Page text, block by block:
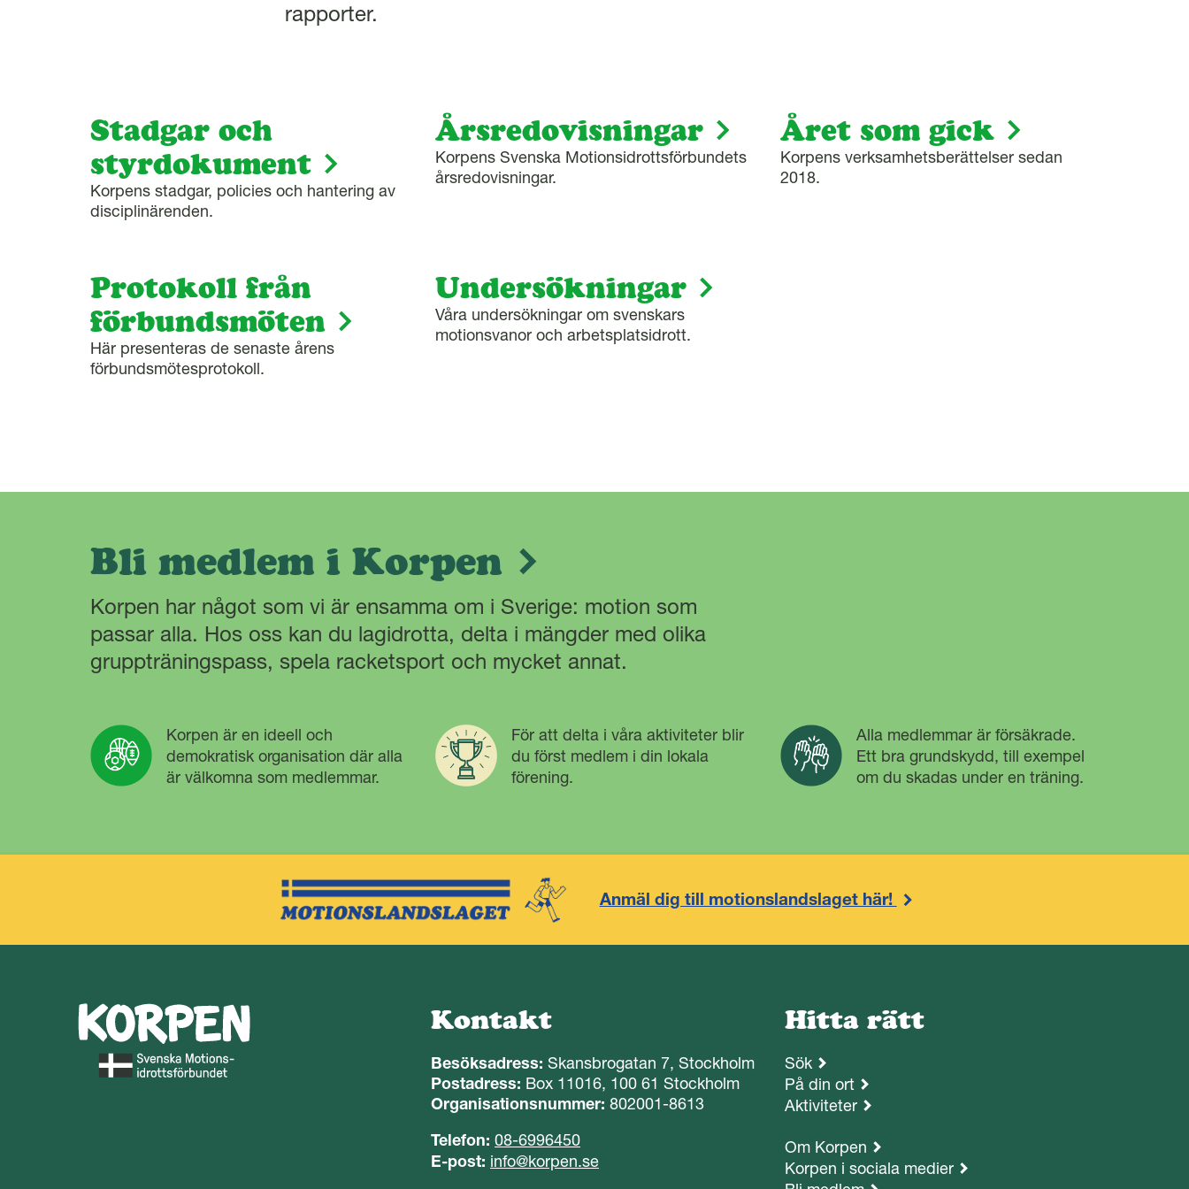
rapporter.
Stadgar och
styrdokument
Korpens stadgar, policies och hantering av
disciplinärenden.
Årsredovisningar
Korpens Svenska Motionsidrottsförbundets
årsredovisningar.
Året som gick
Korpens verksamhetsberättelser sedan
2018.
Protokoll från
förbundsmöten
Här presenteras de senaste årens
förbundsmötesprotokoll.
Undersökningar
Våra undersökningar om svenskars
motionsvanor och arbetsplatsidrott.
Bli medlem i Korpen
Korpen har något som vi är ensamma om i Sverige: motion som
passar alla. Hos oss kan du lagidrotta, delta i mängder med olika
gruppträningspass, spela racketsport och mycket annat.
Korpen är en ideell och
demokratisk organisation där alla
är välkomna som medlemmar.
För att delta i våra aktiviteter blir
du först medlem i din lokala
förening.
Alla medlemmar är försäkrade.
Ett bra grundskydd, till exempel
om du skadas under en träning.
Anmäl dig till motionslandslaget här!
Kontakt
Besöksadress: Skansbrogatan 7, Stockholm
Postadress: Box 11016, 100 61 Stockholm
Organisationsnummer: 802001-8613
Telefon: 08-6996450
E-post: info@korpen.se
Hitta rätt
Sök
På din ort
Aktiviteter
Om Korpen
Korpen i sociala medier